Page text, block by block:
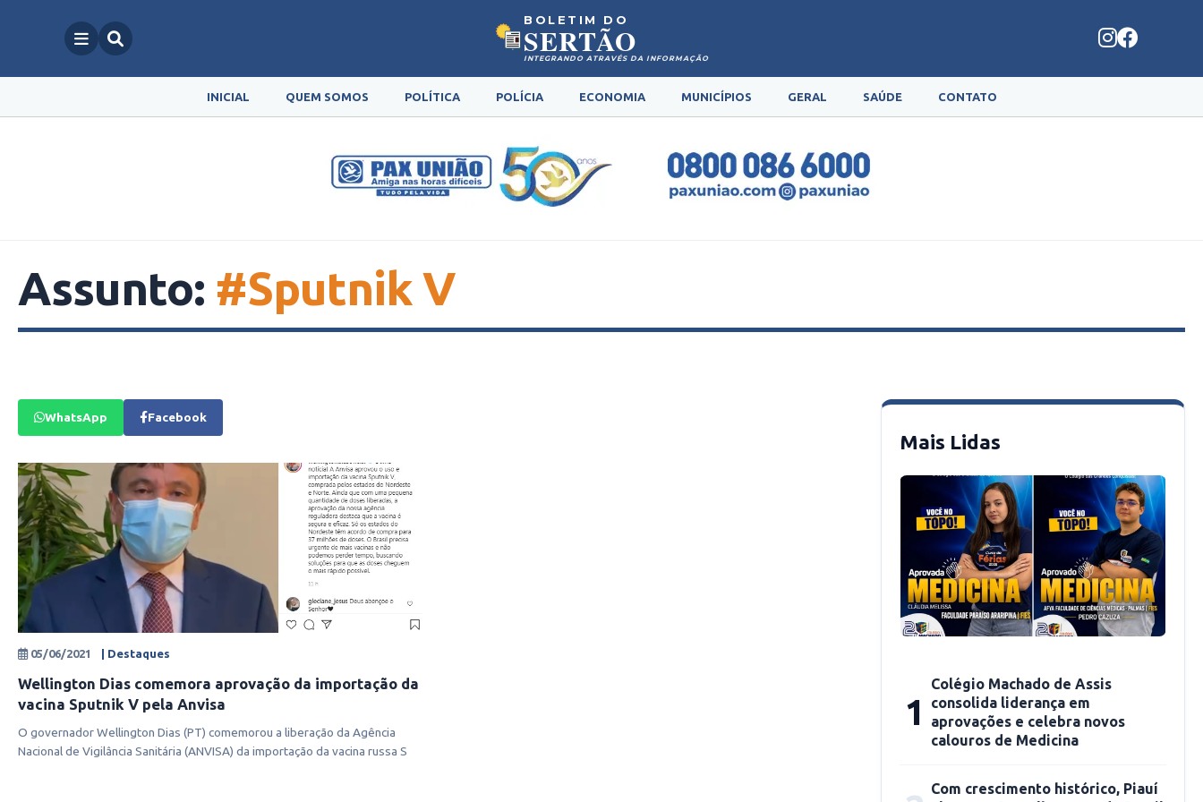
BOLETIM DO
SERTÃO
INTEGRANDO ATRAVÉS DA INFORMAÇÃO
INICIAL QUEM SOMOS POLÍTICA POLÍCIA ECONOMIA MUNICÍPIOS GERAL SAÚDE CONTATO
Assunto: #Sputnik V
WhatsApp Facebook
05/06/2021 | Destaques
Wellington Dias comemora aprovação da importação da
vacina Sputnik V pela Anvisa
O governador Wellington Dias (PT) comemorou a liberação da Agência
Nacional de Vigilância Sanitária (ANVISA) da importação da vacina russa S
Mais Lidas
1
Colégio Machado de Assis
consolida liderança em
aprovações e celebra novos
calouros de Medicina
Com crescimento histórico, Piauí